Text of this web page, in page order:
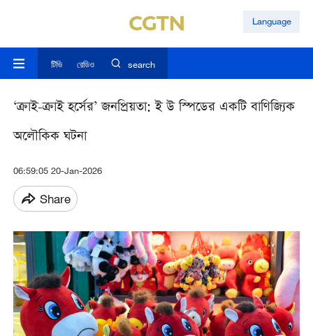
Language
টিভি রেডিও search
‘ক্রাই-ক্রাই হর্সের’ জনপ্রিয়তা: ই উ স্পিডের একটি বাণিজ্যিক
অলৌকিক ঘটনা
06:59:05 20-Jan-2026
Share